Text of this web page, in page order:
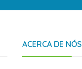
ACERCA DE NÓS